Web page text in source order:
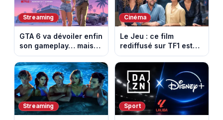
Streaming
GTA 6 va dévoiler enfin
son gameplay… mais
d’abord sur Netflix
Cinéma
Le Jeu : ce film
rediffusé sur TF1 est
adapté d’un succès
italien devenu un
phénomène mondial
Streaming Sport